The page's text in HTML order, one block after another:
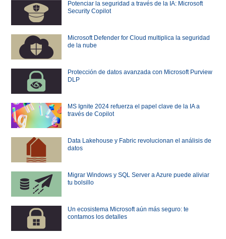
Potenciar la seguridad a través de la IA: Microsoft
Security Copilot
Microsoft Defender for Cloud multiplica la seguridad
de la nube
Protección de datos avanzada con Microsoft Purview
DLP
MS Ignite 2024 refuerza el papel clave de la IA a
través de Copilot
Data Lakehouse y Fabric revolucionan el análisis de
datos
Migrar Windows y SQL Server a Azure puede aliviar
tu bolsillo
Un ecosistema Microsoft aún más seguro: te
contamos los detalles